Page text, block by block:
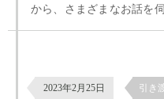
から、さまざまなお話を
2023年2月25日 引き